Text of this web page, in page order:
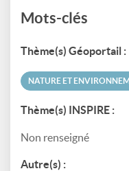
Mots-clés
Thème(s) Géoportail :
NATURE ET
Thème(s) INSPIRE :
Non renseigné
Autre(s) :